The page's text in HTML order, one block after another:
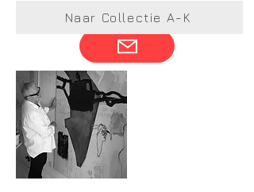
Kjeld UlrichNaar Collectie A-K